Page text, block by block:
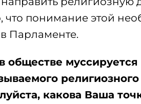
понимание этой
Парламенте.
муссируется
какова Ваша